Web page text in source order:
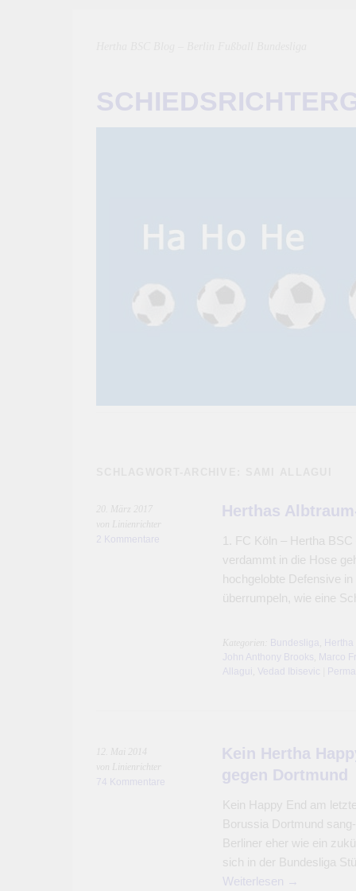
20. März 2017
von Linienrichter
2 Kommentare
Herthas
1. FC Köln – Hertha BSC
verdammt in die Hose
hochgelobte Defensive
überrumpeln, wie eine
Kategorien: Bundesliga Hertha
John Anthony Brooks
Marco
Allagui
Vedad Ibisevic
12. Mai 2014
von Linienrichter
74 Kommentare
Kein Hertha
gegen Dortmund
Kein Happy End am
Borussia Dortmund
Berliner eher wie ein
sich in der Bundesliga
Weiterlesen →